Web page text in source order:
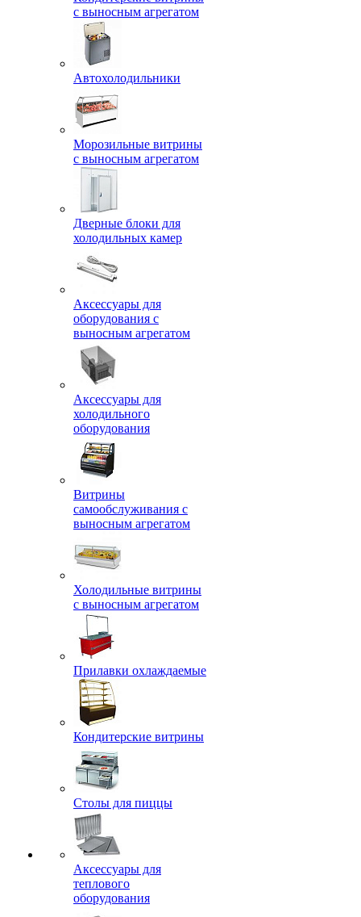
с выносным агрегатом
Автохолодильники
Морозильные витрины
с выносным агрегатом
Дверные блоки для
холодильных камер
Аксессуары для
оборудования с
выносным агрегатом
Аксессуары для
холодильного
оборудования
Витрины
самообслуживания с
выносным агрегатом
Холодильные витрины
с выносным агрегатом
Прилавки охлаждаемые
Кондитерские витрины
Столы для пиццы
Аксессуары для
теплового
оборудования